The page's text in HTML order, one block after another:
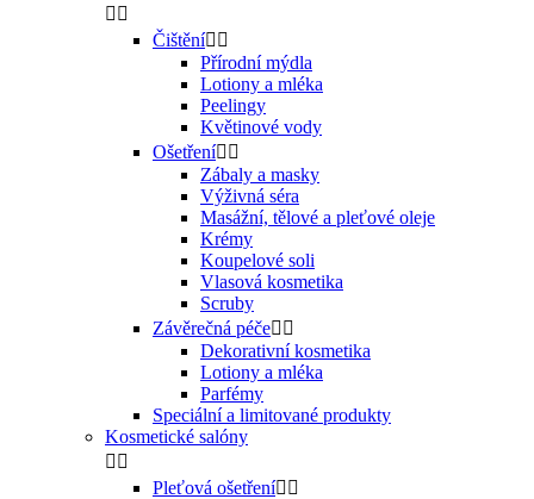
 
Čištění 
Přírodní mýdla
Lotiony a mléka
Peelingy
Květinové vody
Ošetření 
Zábaly a masky
Výživná séra
Masážní, tělové a pleťové oleje
Krémy
Koupelové soli
Vlasová kosmetika
Scruby
Závěrečná péče 
Dekorativní kosmetika
Lotiony a mléka
Parfémy
Speciální a limitované produkty
Kosmetické salóny
 
Pleťová ošetření 